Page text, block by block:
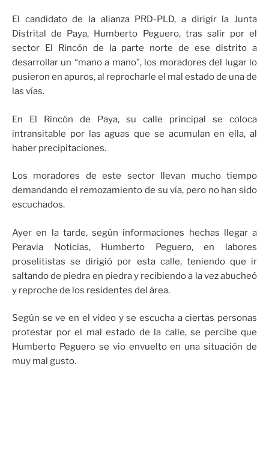
El candidato de la alianza PRD-PLD, a dirigir la Junta
Distrital de Paya, Humberto Peguero, tras salir por el
sector El Rincón de la parte norte de ese distrito a
desarrollar un “mano a mano”, los moradores del lugar lo
pusieron en apuros, al reprocharle el mal estado de una de
las vías.
En El Rincón de Paya, su calle principal se coloca
intransitable por las aguas que se acumulan en ella, al
haber precipitaciones.
Los moradores de este sector llevan mucho tiempo
demandando el remozamiento de su vía, pero no han sido
escuchados.
Ayer en la tarde, según informaciones hechas llegar a
Peravia Noticias, Humberto Peguero, en labores
proselitistas se dirigió por esta calle, teniendo que ir
saltando de piedra en piedra y recibiendo a la vez abucheó
y reproche de los residentes del área.
Según se ve en el video y se escucha a ciertas personas
protestar por el mal estado de la calle, se percibe que
Humberto Peguero se vio envuelto en una situación de
muy mal gusto.